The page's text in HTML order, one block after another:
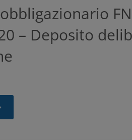
– Deposito